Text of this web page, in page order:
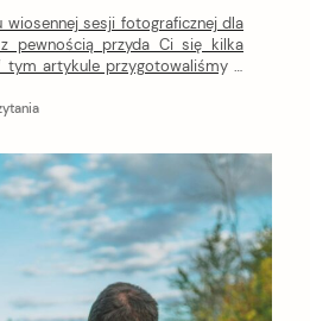
wiosennej sesji fotograficznej dla
pewnością przyda Ci się kilka
tym artykule przygotowaliśmy 5